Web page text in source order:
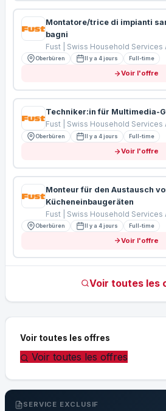
Montatore/trice di impianti
bagni
Fust | Swiss Household Services
Oberbüren Il y a 4 jours Full-time
Voir l'offre
Techniker:in für Multimedia-
Fust | Swiss Household Services
Oberbüren Il y a 4 jours Full-time
Voir l'offre
Monteur für den Austausch
Kücheneinbaugeräten
Fust | Swiss Household Services
Oberbüren Il y a 4 jours Full-time
Voir l'offre
Voir toutes les
Voir toutes les offres
Voir toutes les offres
SERVICE EXCLUSIF